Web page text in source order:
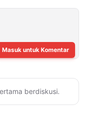
Masuk untuk Komentar
berdiskusi.